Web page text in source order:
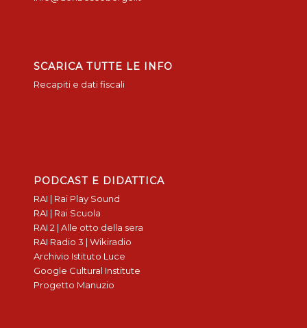
SCARICA TUTTE LE INFO
Recapiti e dati fiscali
PODCAST E DIDATTICA
RAI | Rai Play Sound
RAI | Rai Scuola
RAI 2 | Alle otto della sera
RAI Radio 3 | Wikiradio
Archivio Istituto Luce
Google Cultural Institute
Progetto Manuzio